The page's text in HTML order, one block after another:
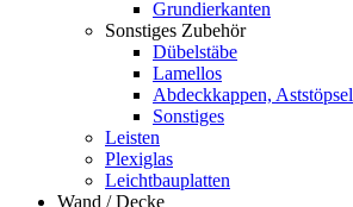
Grundierkanten
Sonstiges Zubehör
Dübelstäbe
Lamellos
Abdeckkappen, Aststöpsel
Sonstiges
Leisten
Plexiglas
Leichtbauplatten
Wand / Decke